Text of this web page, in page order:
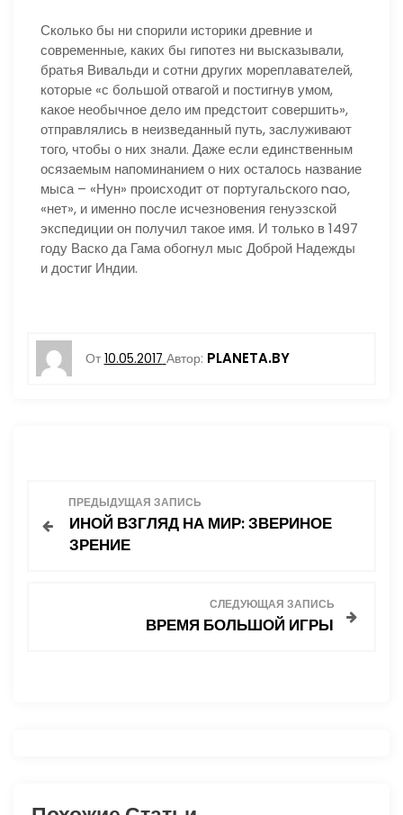
Сколько бы ни спорили историки древние и
современные, каких бы гипотез ни высказывали,
братья Вивальди и сотни других мореплавателей,
которые «с большой отвагой и постигнув умом,
какое необычное дело им предстоит совершить»,
отправлялись в неизведанный путь, заслуживают
того, чтобы о них знали. Даже если единственным
осязаемым напоминанием о них осталось название
мыса – «Нун» происходит от португальского nao,
«нет», и именно после исчезновения генуэзской
экспедиции он получил такое имя. И только в 1497
году Васко да Гама обогнул мыс Доброй Надежды
и достиг Индии.
От 10.05.2017 Автор: PLANETA.BY
ПРЕДЫДУЩАЯ ЗАПИСЬ
ИНОЙ ВЗГЛЯД НА МИР: ЗВЕРИНОЕ
ЗРЕНИЕ
СЛЕДУЮЩАЯ ЗАПИСЬ
ВРЕМЯ БОЛЬШОЙ ИГРЫ